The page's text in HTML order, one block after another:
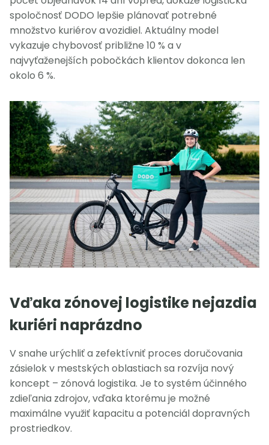
spoločnosť DODO lepšie plánovať potrebné
množstvo kuriérov a vozidiel. Aktuálny model
vykazuje chybovosť približne 10 % a v
najvyťaženejších pobočkách klientov dokonca len
okolo 6 %.
Vďaka zónovej logistike nejazdia
kuriéri naprázdno
V snahe urýchliť a zefektívniť proces doručovania
zásielok v mestských oblastiach sa rozvíja nový
koncept – zónová logistika. Je to systém účinného
zdieľania zdrojov, vďaka ktorému je možné
maximálne využiť kapacitu a potenciál dopravných
prostriedkov.